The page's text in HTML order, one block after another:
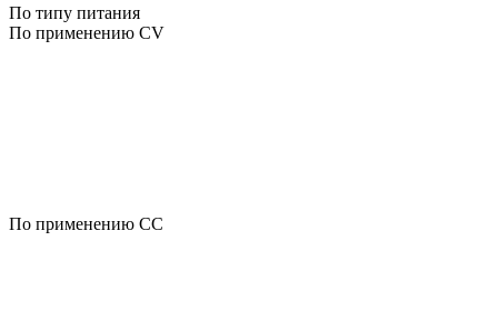
По типу питания
По применению CV
По применению CC